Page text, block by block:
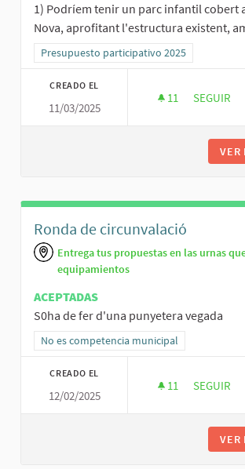
1) Podríem tenir un parc infantil cobert
Nova, aprofitant l'estructura existent,
Resultados al filtrar por la categoría:
Presupuesto participativo 2025
CREADO EL
11/03/2025
11 11
SEGUIR
VER
Ronda de circunvalació
Entrega tus propuestas en las urnas
equipamientos
ACEPTADAS
S0ha de fer d'una punyetera vegada
Resultados al filtrar por la categoría: No es
No es competencia municipal
CREADO EL
12/02/2025
11 11
SEGUIR
VER